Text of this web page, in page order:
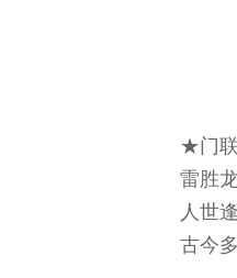
★门
雷胜
人世
古今